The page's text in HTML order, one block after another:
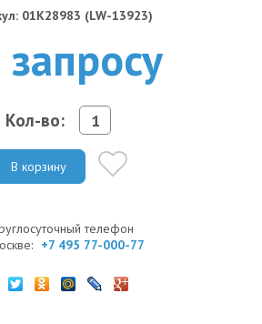
01K28983 (LW-13923)
Кол-во:
В корзину
телефон
+7 495 77-000-77